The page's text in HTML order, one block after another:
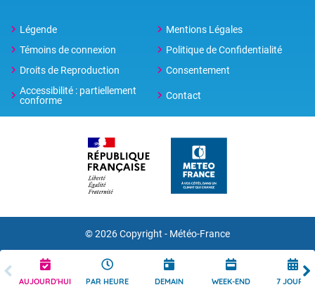
AUJOURD'HUI PAR HEURE DEMAIN WEEK-END 7 JOURS
Légende
Mentions Légales
Témoins de connexion
Politique de Confidentialité
Droits de Reproduction
Consentement
Accessibilité : partiellement
conforme
Contact
© 2026 Copyright - Météo-France